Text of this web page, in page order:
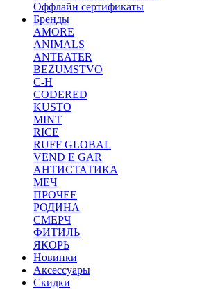
Оффлайн сертификаты
Бренды
AMORE
ANIMALS
ANTEATER
BEZUMSTVO
C-H
CODERED
KUSTO
MINT
RICE
RUFF GLOBAL
VEND E GAR
АНТИСТАТИКА
МЕЧ
ПРОЧЕЕ
РОДИНА
СМЕРЧ
ФИТИЛЬ
ЯКОРЬ
Новинки
Аксессуары
Скидки